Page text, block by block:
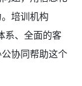
培训机构
系、全面的客
协同帮助这个